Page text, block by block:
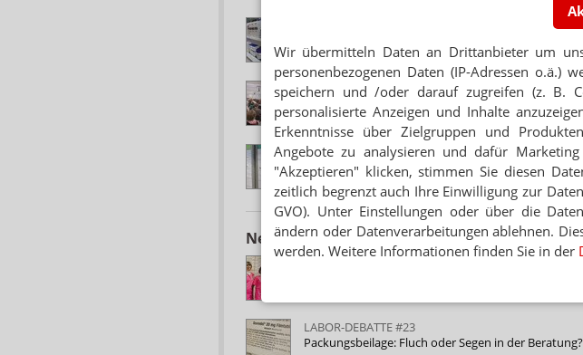
Wir übermitteln Daten an Drittanbieter um
personenbezogenen Daten (IP-Adressen
speichern und /oder darauf zugreifen (z. B.
personalisierte Anzeigen und Inhalte
Erkenntnisse über Zielgruppen und
Angebote zu analysieren und dafür
"Akzeptieren" klicken, stimmen Sie diesen
zeitlich begrenzt auch Ihre Einwilligung zur
GVO). Unter Einstellungen oder über die
ändern oder Datenverarbeitungen ablehnen.
werden. Weitere Informationen finden Sie in der
LABOR-DEBATTE #12
Fortbildungsmaßnahmen: Was findet ihr sinnvoll?
LABOR-DEBATTE #13
Mit QMS Wissen bündeln
Neuere Artikel zum Thema
LABOR-DEBATTE #23
Packungsbeilage: Fluch oder Segen in der Beratung?